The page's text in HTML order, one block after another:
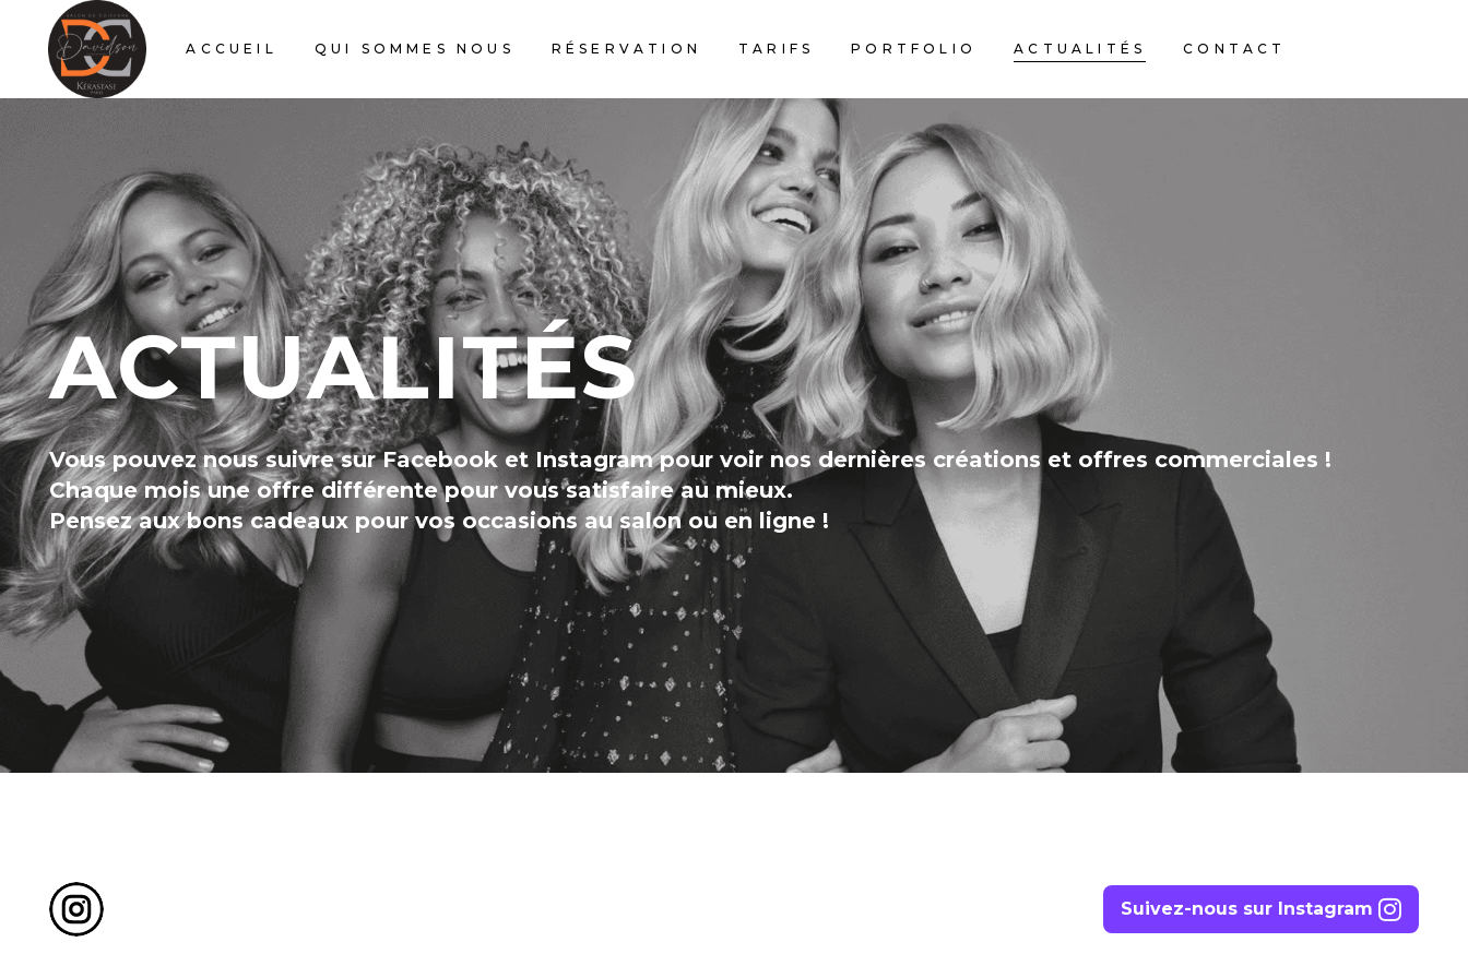
ACCUEIL QUI SOMMES NOUS RÉSERVATION TARIFS PORTFOLIO ACTUALITÉS CONTACT
ACTUALITÉS
Vous pouvez nous suivre sur Facebook et Instagram pour voir nos dernières créations et offres commerciales !
Chaque mois une offre différente pour vous satisfaire au mieux.
Pensez aux bons cadeaux pour vos occasions au salon ou en ligne !
Suivez-nous sur Instagram